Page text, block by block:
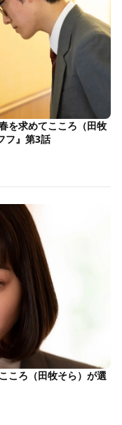
を求めてこころ（田牧
フ』第3話
ころ（田牧そら）が選